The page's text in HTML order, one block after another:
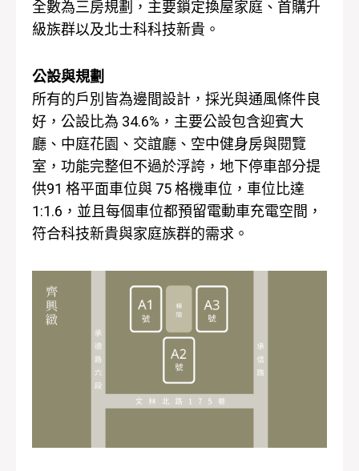
全數為三房規劃，主要鎖定換屋家庭、首購升
級族群以及北士科科技新貴。
公設與規劃
所有的戶別皆為邊間設計，採光與通風條件良
好，公設比為 34.6%，主要公設包含迎賓大
廳、中庭花園、交誼廳、空中健身房與閱覽
室，功能完整但不過於浮誇，地下停車部分提
供91 格平面車位與 75 格機車位，車位比達
1:1.6，並且每個車位都預留電動車充電空間，
符合科技新貴與家庭族群的需求。